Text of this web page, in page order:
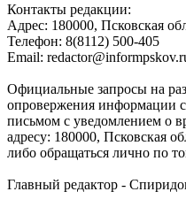
Контакты редакции:
Адреc: 180000, Псковская
Телефон: 8(8112) 500-405
Email:
Официальные запросы на
опровержения информации
письмом с уведомлением о
адресу: 180000, Псковская
либо обращаться лично по
Главный редактор -